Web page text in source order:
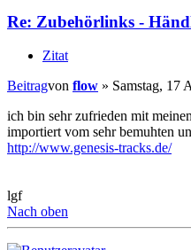
Re: Zubehörlinks -
Zitat
Beitragvon flow » Samstag, 17
ich bin sehr zufrieden mit
importiert vom sehr bemuhten
http://www.genesis-tracks.de/
lgf
Nach oben